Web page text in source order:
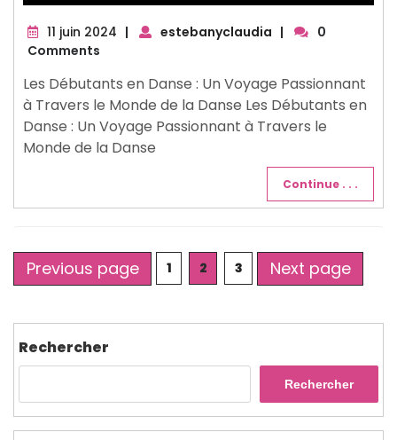
11 juin 2024 11| estebanyclaudia |
0
Comments
Les Débutants en Danse : Un Voyage Passionnant
à Travers le Monde de la Danse Les Débutants en
Danse : Un Voyage Passionnant à Travers le
Monde de la Danse
Continue . . .
Posts
pagination
Previous page Page
1 Page
2 Page
3 Next page
Rechercher
Rechercher